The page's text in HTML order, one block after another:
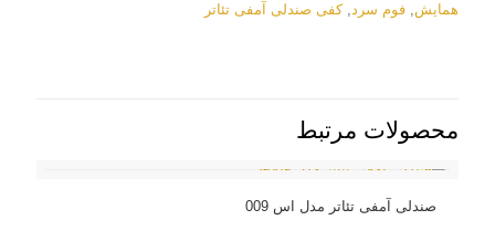
همایش, فوم سرد,کفی صندلی آمفی تئاتر
محصولات مرتبط
صندلی آمفی تئاتر مدل اس 009